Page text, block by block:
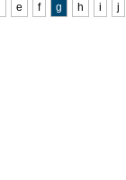
e f g h i j